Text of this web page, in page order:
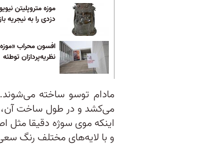
موزه متروپلیتن
دزدی را به نیجریه
افسون محراب
نظریه‌پردازان توطئه
اینکه موی سوژه دقیقا مثل
و با لایه‌های مختلف رنگ